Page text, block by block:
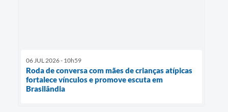
06 JUL 2026 - 10h59
Roda de conversa com mães de crianças atípicas
fortalece vínculos e promove escuta em
Brasilândia